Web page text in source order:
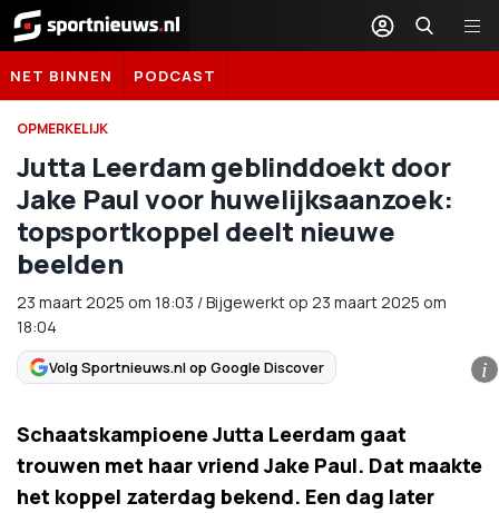
Sportnieuws.nl
NET BINNEN PODCAST
OPMERKELIJK
Jutta Leerdam geblinddoekt door
Jake Paul voor huwelijksaanzoek:
topsportkoppel deelt nieuwe
beelden
23 maart 2025 om 18:03 /Bijgewerkt op 23 maart 2025 om
18:04
Volg Sportnieuws.nl op Google Discover i
Schaatskampioene Jutta Leerdam gaat
trouwen met haar vriend Jake Paul. Dat maakte
het koppel zaterdag bekend. Een dag later